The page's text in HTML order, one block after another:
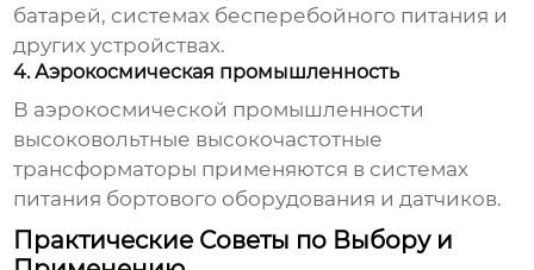
батарей, системах бесперебойного питания и
других устройствах.
4. Аэрокосмическая промышленность
В аэрокосмической промышленности
высоковольтные высокочастотные
трансформаторы применяются в системах
питания бортового оборудования и датчиков.
Практические Советы по Выбору и